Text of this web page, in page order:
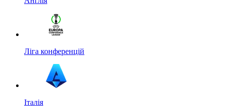
Ліга конференцій
Італія